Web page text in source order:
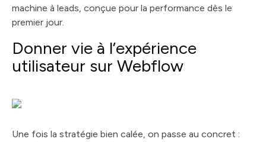
machine à leads, conçue pour la performance dès le
premier jour.
Donner vie à l’expérience
utilisateur sur Webflow
Une fois la stratégie bien calée, on passe au concret :